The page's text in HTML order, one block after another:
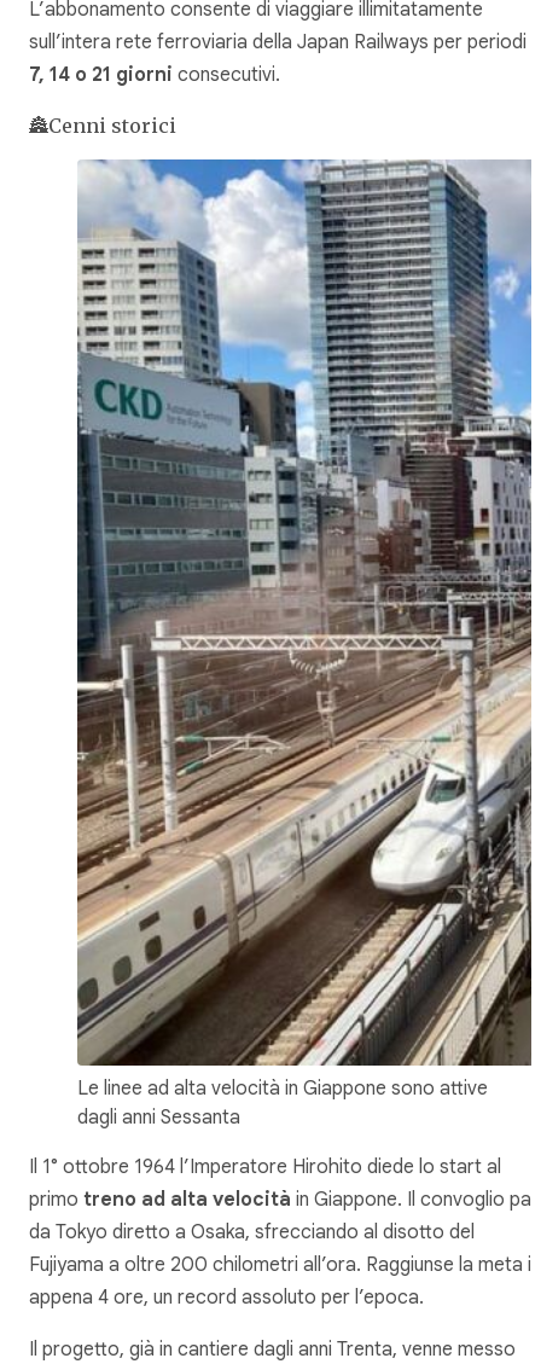
L’abbonamento consente di viaggiare illimitatamente
sull’intera rete ferroviaria della Japan Railways per periodi
7, 14 o 21 giorni consecutivi.
🏯Cenni storici
Le linee ad alta velocità in Giappone sono attive
dagli anni Sessanta
Il 1° ottobre 1964 l’Imperatore Hirohito diede lo start al
primo treno ad alta velocità in Giappone. Il convoglio
da Tokyo diretto a Osaka, sfrecciando al disotto del
Fujiyama a oltre 200 chilometri all’ora. Raggiunse la meta in
appena 4 ore, un record assoluto per l’epoca.
Il progetto, già in cantiere dagli anni Trenta, venne messo